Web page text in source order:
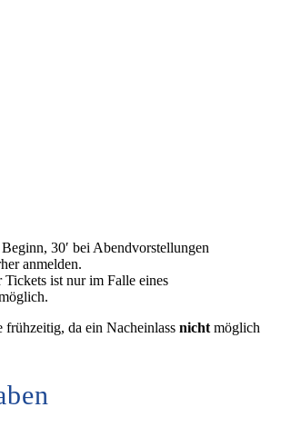
30′ bei Abendvorstellungen
anmelden.
Tickets ist nur im Falle eines
da ein Nacheinlass nicht möglich